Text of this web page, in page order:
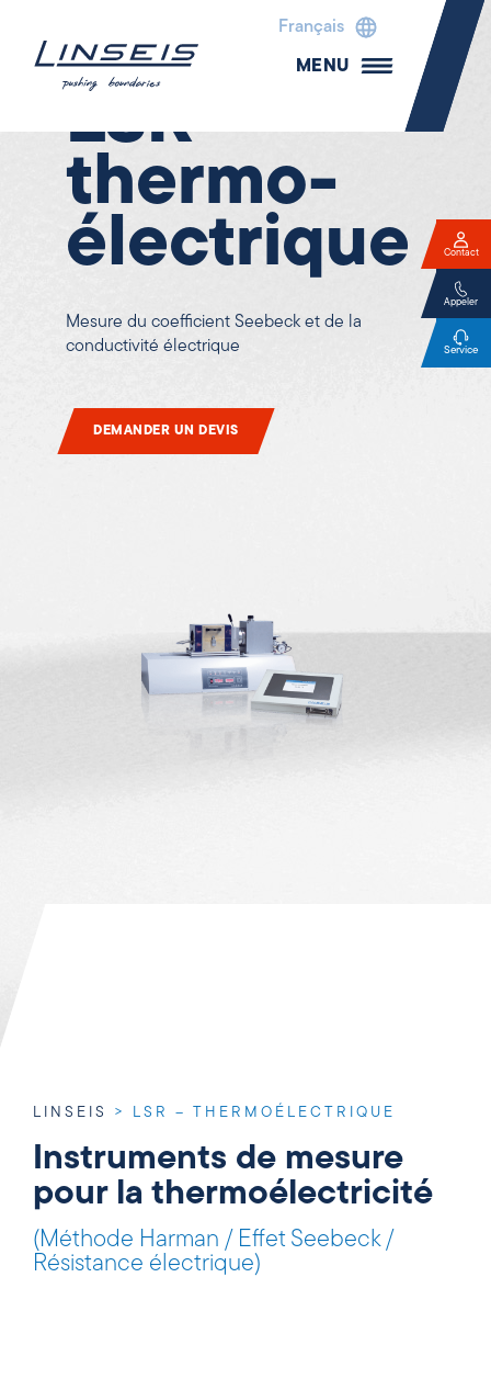
Français
MENU
Caractéristiques Électriques
LSR -
thermo-
électrique
Mesure du coefficient Seebeck et de la
conductivité électrique
DEMANDER UN DEVIS
LINSEIS > LSR – THERMOÉLECTRIQUE
Instruments de mesure
pour la thermoélectricité
(Méthode Harman / Effet Seebeck /
Résistance électrique)
Contact
Appeler
Service